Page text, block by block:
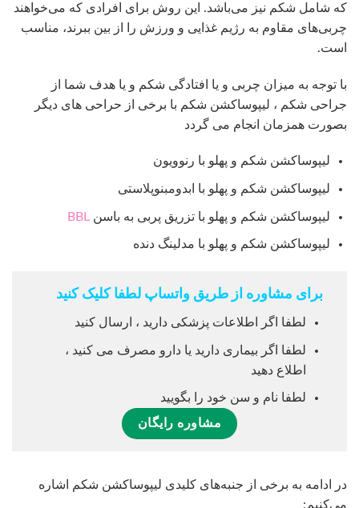
که شامل شکم نیز می‌باشد. این روش برای افرادی که می‌خواهند
چربی‌های مقاوم به رژیم غذایی و ورزش را از بین ببرند، مناسب
است.
با توجه به میزان چربی و یا افتادگی شکم و یا هدف شما از
جراحی شکم ، لیپوساکشن شکم با برخی از حراحی های دیگر
بصورت همزمان انجام می گردد
لیپوساکشن شکم و پهلو با رنوویون
لیپوساکشن شکم و پهلو با ابدومبنوپلاستی
لیپوساکشن شکم و پهلو با تزریق پربی به باسن BBL
لیپوساکشن شکم و پهلو با مدلینگ دنده
برای مشاوره از طریق واتساپ لطفا کلیک کنید
لطفا اگر اطلاعات پزشکی دارید ، ارسال کنید
لطفا اگر بیماری دارید یا دارو مصرف می کنید ،
اطلاع دهید
لطفا نام و سن خود را بگویید
مشاوره رایگان
در ادامه به برخی از جنبه‌های کلیدی لیپوساکشن شکم اشاره
می‌کنیم: